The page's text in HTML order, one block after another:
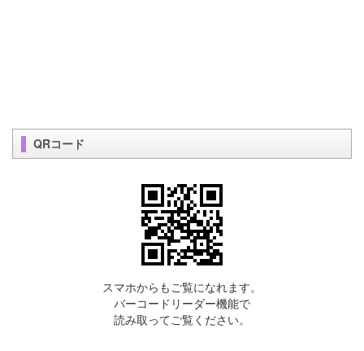
QRコード
スマホからもご覧になれます。
バーコードリーダー機能で
読み取ってご覧ください。